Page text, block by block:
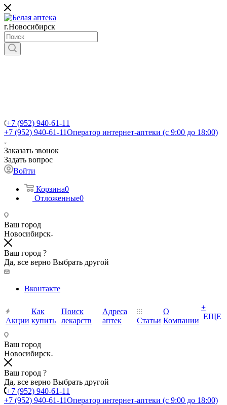
г.Новосибирск
+7 (952) 940-61-11
+7 (952) 940-61-11Оператор интернет-аптеки (с 9:00 до 18:00)
Заказать звонок
Задать вопрос
Войти
Корзина0
Отложенные0
Ваш город
Новосибирск
Ваш город ?
Да, все верно Выбрать другой
Вконтакте
Акции
Как
купить
Поиск
лекарств
Адреса
аптек
Статьи
О
Компании
+
ЕЩЕ
Ваш город
Новосибирск
Ваш город ?
Да, все верно Выбрать другой
+7 (952) 940-61-11
+7 (952) 940-61-11Оператор интернет-аптеки (с 9:00 до 18:00)